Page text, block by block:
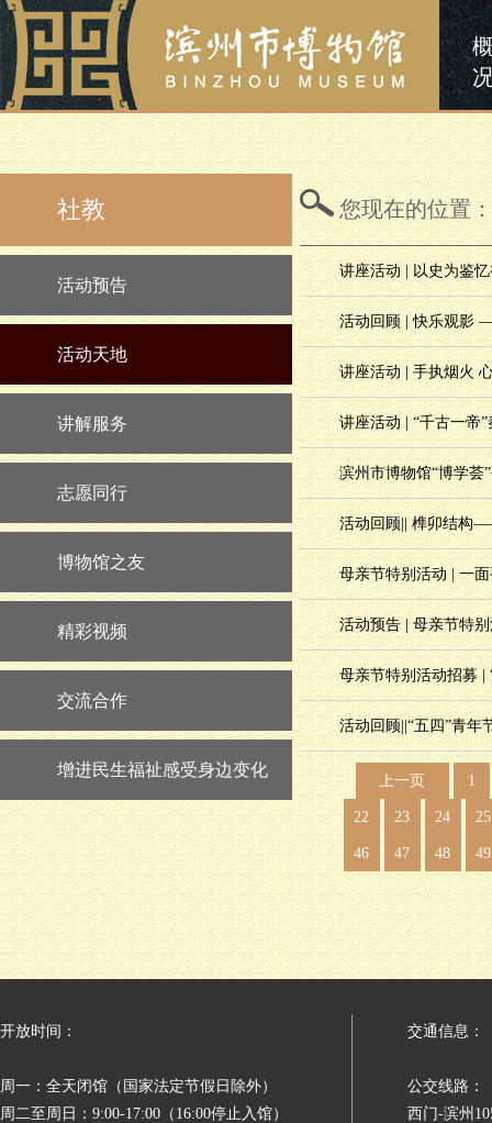
社教
活动预告
活动天地
讲解服务
志愿同行
博物馆之友
精彩视频
交流合作
增进民生福祉感受身边变化
您现在的位置：
讲座活动 | 以史为鉴
活动回顾 | 快乐观影
讲座活动 | 手执烟火
讲座活动 | “千古一帝
滨州市博物馆“博学荟
活动回顾|| 榫卯结构
母亲节特别活动 | 一
活动预告 | 母亲节特
母亲节特别活动招募
活动回顾||“五四”青年
上一页 1
22 23 24 25
46 47 48 49
开放时间：
周一：全天闭馆（国家法定节假日除外）
周二至周日：9:00-17:00（16:00停止入馆）
交通信息：
公交线路：
西门-滨州